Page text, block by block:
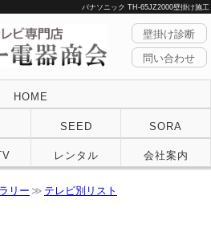
パナソニック TH-65JZ2000壁掛け施工
壁掛け診断
問い合わせ
HOME
SEED SORA
レンタル 会社案内
リー
テレビ別リスト